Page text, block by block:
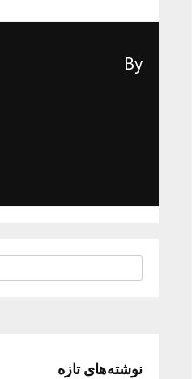
By
نوشته‌های تازه